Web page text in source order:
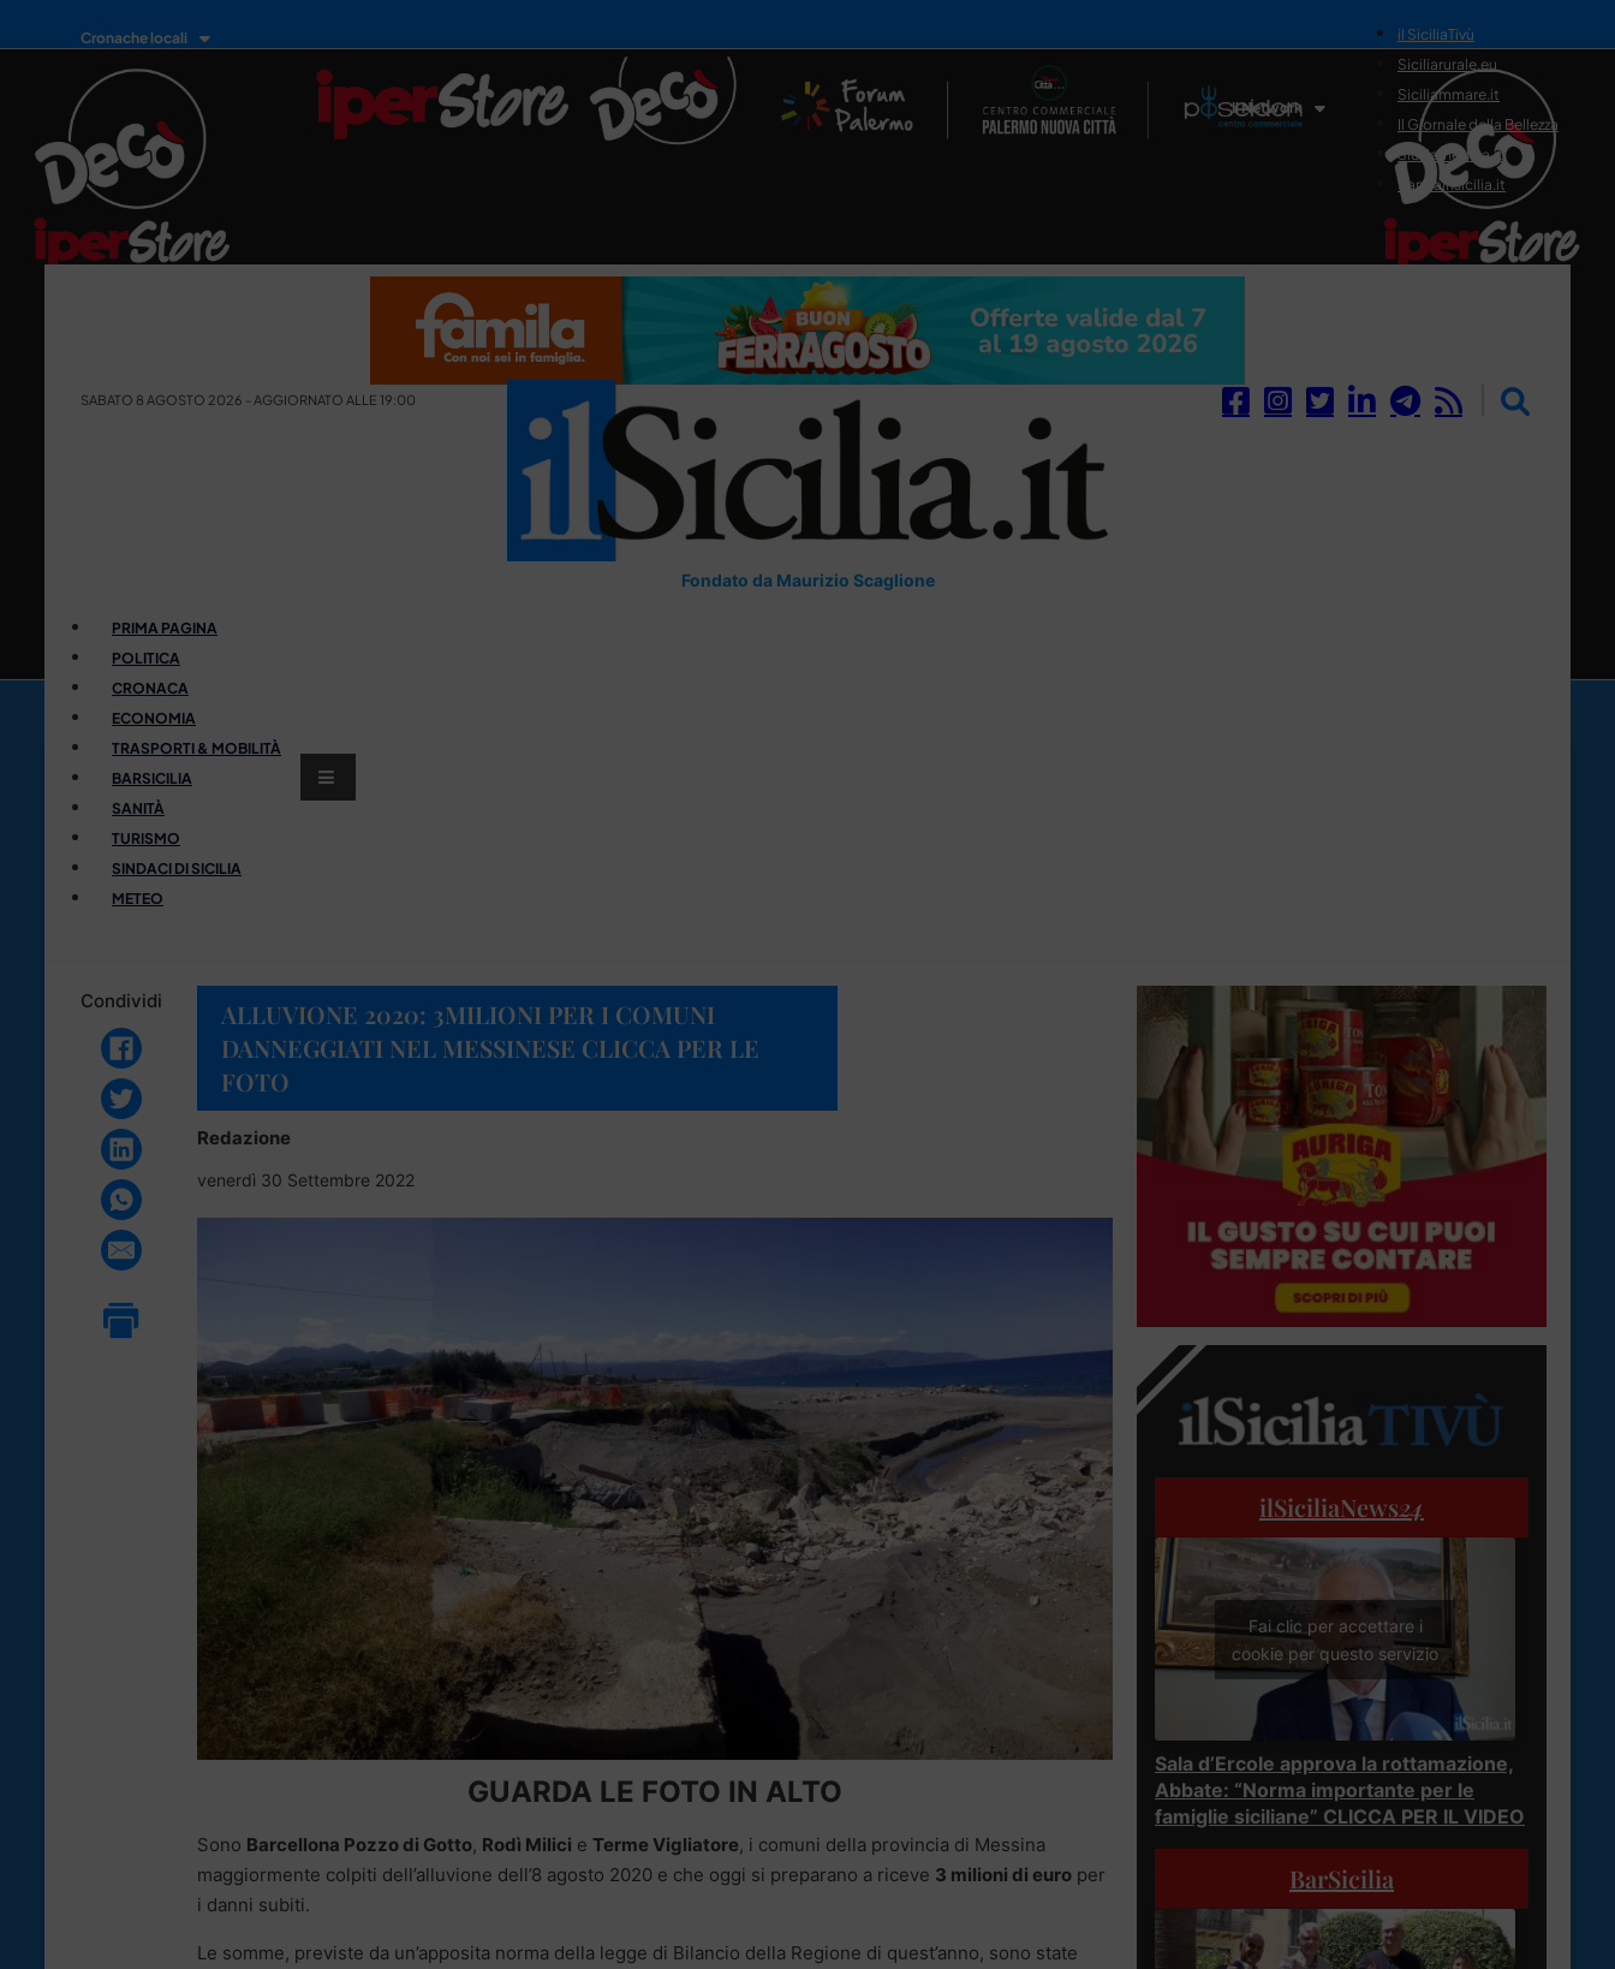
Cronache locali
Il Network
il SiciliaTivù
Siciliarurale.eu
Siciliammare.it
Il Giornale della Bellezza
Siciliamedica.it
Sanitainsicilia.it
SABATO 8 AGOSTO 2026 - AGGIORNATO ALLE 19:00
Fondato da Maurizio Scaglione
PRIMA PAGINA
POLITICA
CRONACA
ECONOMIA
TRASPORTI & MOBILITÀ
BARSICILIA
SANITÀ
TURISMO
SINDACI DI SICILIA
METEO
Condividi
ALLUVIONE 2020: 3MILIONI PER I COMUNI
DANNEGGIATI NEL MESSINESE CLICCA PER LE
FOTO
Redazione
venerdì 30 Settembre 2022
GUARDA LE FOTO IN ALTO
Sono Barcellona Pozzo di Gotto, Rodì Milici e Terme Vigliatore, i comuni della provincia di Messina
maggiormente colpiti dell’alluvione dell’8 agosto 2020 e che oggi si preparano a riceve 3 milioni di euro per
i danni subiti.
Le somme, previste da un’apposita norma della legge di Bilancio della Regione di quest’anno, sono state
ilSiciliaNews24
Fai clic per accettare i
cookie per questo servizio
Sala d’Ercole approva la rottamazione,
Abbate: “Norma importante per le
famiglie siciliane” CLICCA PER IL VIDEO
BarSicilia